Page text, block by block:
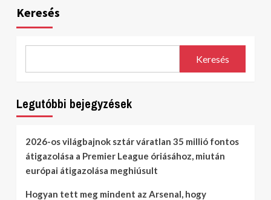
Keresés
Keresés
Legutóbbi bejegyzések
2026-os világbajnok sztár váratlan 35 millió fontos
átigazolása a Premier League óriásához, miután
európai átigazolása meghiúsult
Hogyan tett meg mindent az Arsenal, hogy